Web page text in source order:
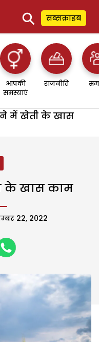
⚲ सब्सक्राइब
आपकी
समस्याएं
राजनीति
में खेती के खास
के खास काम
22, 2022